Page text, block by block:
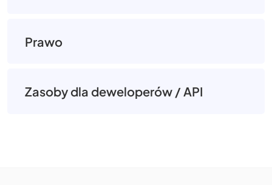
Prawo
Zasoby dla deweloperów / API